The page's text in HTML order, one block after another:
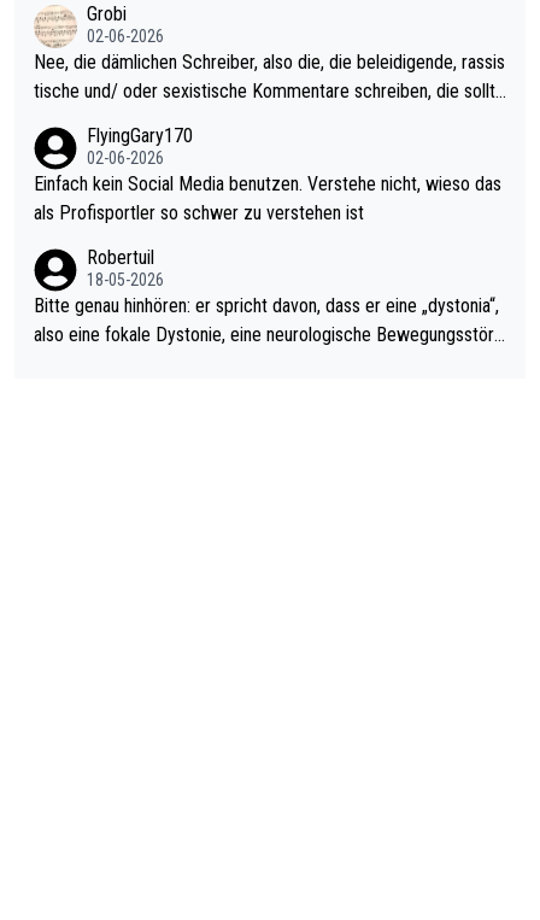
ohl wenig WDF Turniere spielen. Dies war bei Archie Self letzt
es Jahr der Fall. Er musste als amtierender Weltmeister durch
den Qualifier und ich glaube kaum, dass Mitchel sich das (in Ve
gas) antun würde, wenn er doch eigentlich die PDC-WM als Zi
el hat.
Grobi
02-06-2026
Nee, die dämlichen Schreiber, also die, die beleidigende, rassis
tische und/ oder sexistische Kommentare schreiben, die sollte
s Leben in den Griff kriegen. Nur eins wundert mich: Luke Little
r war doch neulich erst derjenige, der über Social Media GvV p
rovoziert hat. Und Littlers Mutter schießt öfters mal gegen Ric
FlyingGary170
02-06-2026
Einfach kein Social Media benutzen. Verstehe nicht, wieso das
als Profisportler so schwer zu verstehen ist
Robertuil
18-05-2026
Bitte genau hinhören: er spricht davon, dass er eine „dystonia“,
also eine fokale Dystonie, eine neurologische Bewegungsstöru